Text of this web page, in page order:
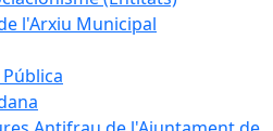
l'Arxiu Municipal